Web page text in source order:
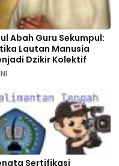
Abah Guru Sekumpul:
Lautan Manusia
Dzikir Kolektif
Sertifikasi